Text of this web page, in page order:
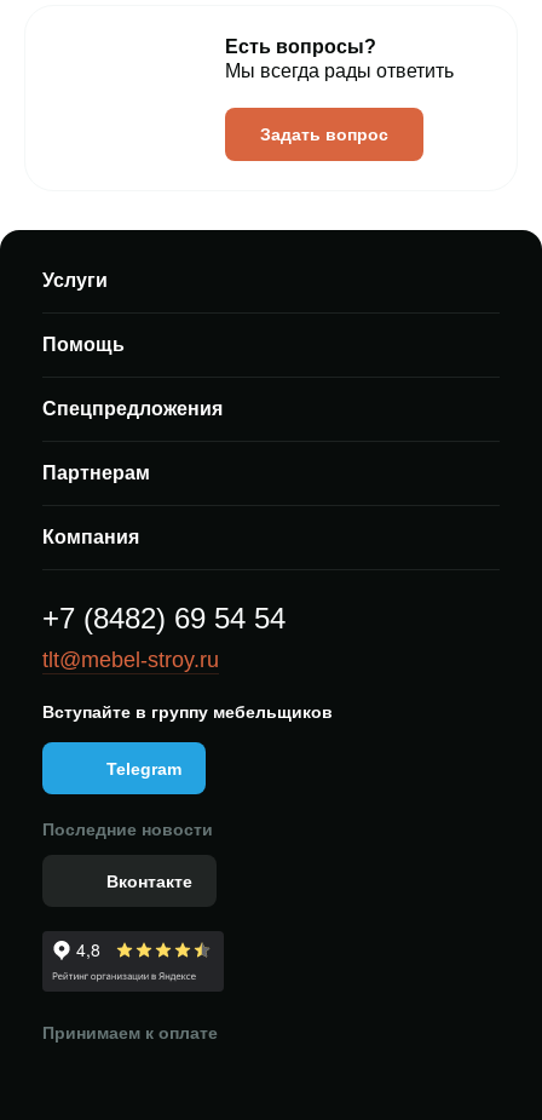
Есть вопросы?
Мы всегда рады ответить
Задать вопрос
Услуги
Помощь
Спецпредложения
Партнерам
Компания
+7 (8482) 69 54 54
tlt@mebel-stroy.ru
Вступайте в группу мебельщиков
Telegram
Последние новости
Вконтакте
Принимаем к оплате